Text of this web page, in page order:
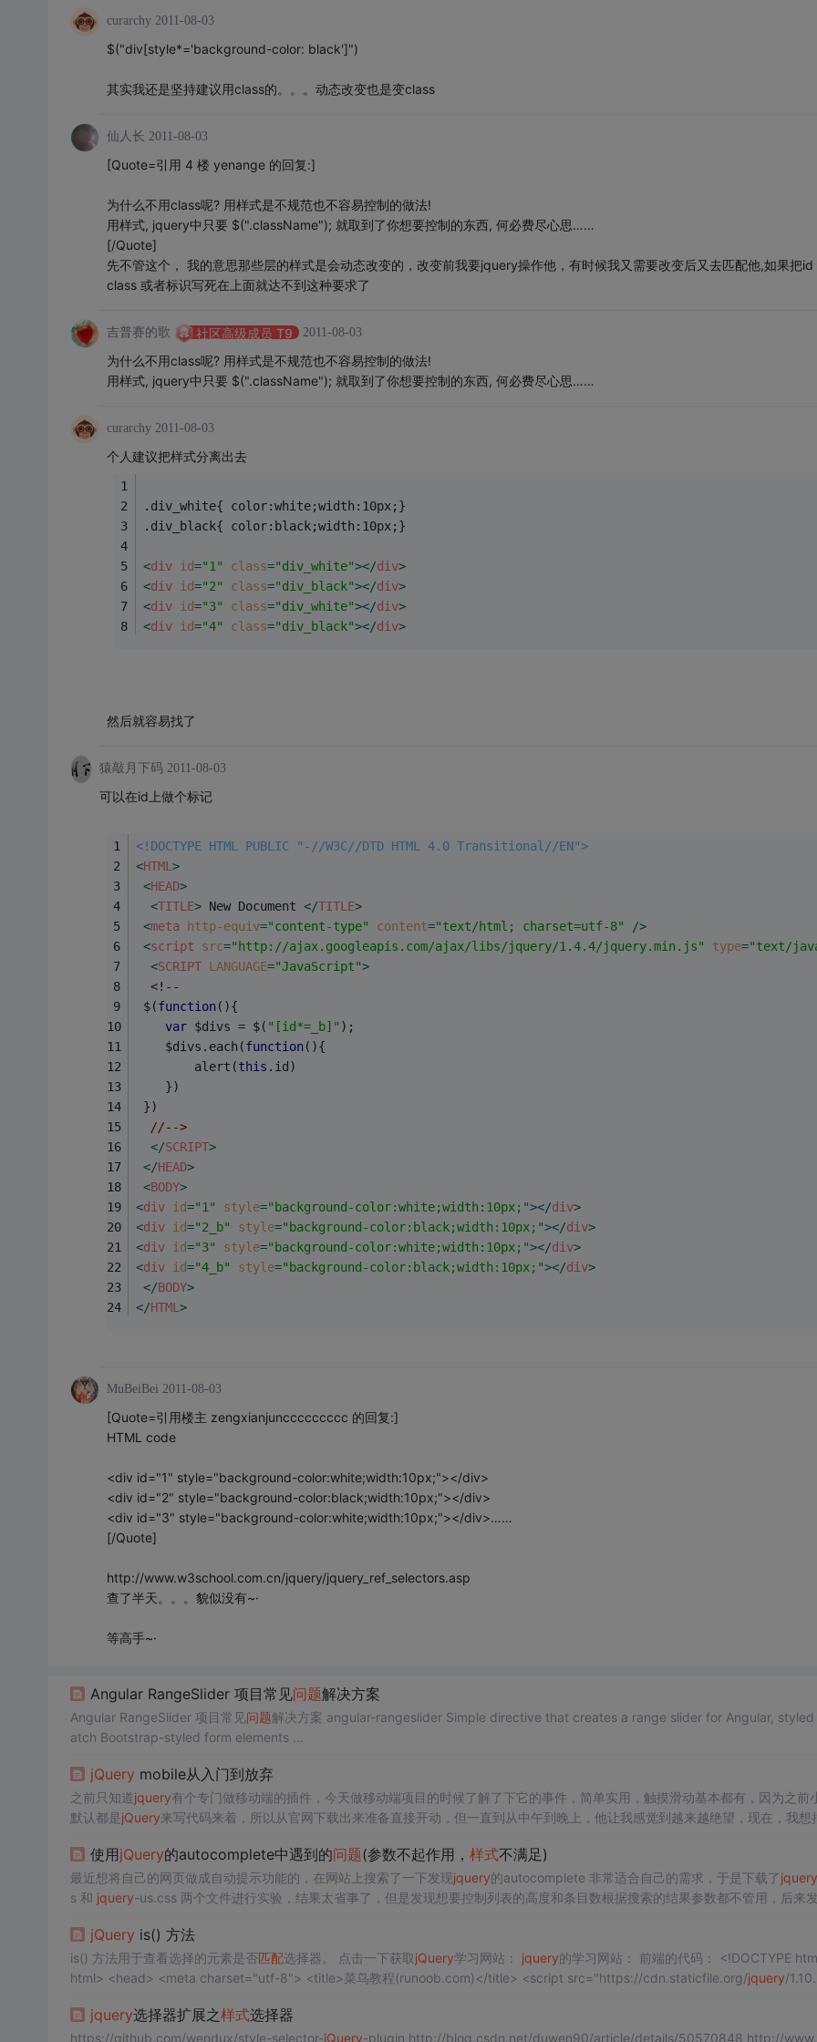
curarchy 2011-08-03
$("div[style*='background-color: black']")
其实我还是坚持建议用class的。。。动态改变也是变class
仙人长 2011-08-03
[Quote=引用 4 楼 yenange 的回复:]
为什么不用class呢? 用样式是不规范也不容易控制的做法!
用样式, jquery中只要 $(".className"); 就取到了你想要控制的东西, 何必费尽心思……
[/Quote]
先不管这个， 我的意思那些层的样式是会动态改变的，改变前我要jquery操作他，有时候我又需要改变后又去匹配他,如果把id
class 或者标识写死在上面就达不到这种要求了
吉普赛的歌 社区高级成员 T9 2011-08-03
为什么不用class呢? 用样式是不规范也不容易控制的做法!
用样式, jquery中只要 $(".className"); 就取到了你想要控制的东西, 何必费尽心思……
curarchy 2011-08-03
个人建议把样式分离出去
.div_white{ color:white;width:10px;}
.div_black{ color:black;width:10px;}
<div id="1" class="div_white"></div>
<div id="2" class="div_black"></div>
<div id="3" class="div_white"></div>
<div id="4" class="div_black"></div>
然后就容易找了
猿敲月下码 2011-08-03
可以在id上做个标记
<!DOCTYPE HTML PUBLIC "-//W3C//DTD HTML 4.0 Transitional//EN">
<HTML >
<HEAD>
<TITLE> New Document </TITLE>
<meta http-equiv="content-type" content="text/html; charset=utf-8" />
<script src="http://ajax.googleapis.com/ajax/libs/jquery/1.4.4/jquery.min.js" type="text/
<SCRIPT LANGUAGE="JavaScript">
$(function( ){
var $divs = $( "[id*=_b]"
	$divs.each(
function( ){
		alert(
this .id)
	})
})
//-->
</SCRIPT>
</HEAD>
<BODY>
<div id="1" style="background-color:white;width:10px;"></div>
<div id="2_b" style="background-color:black;width:10px;"></div>
<div id="3" style="background-color:white;width:10px;"></div>
<div id="4_b" style="background-color:black;width:10px;"></div>
</BODY>
</HTML >
MuBeiBei 2011-08-03
[Quote=引用楼主 zengxianjunccccccccc 的回复:]
HTML code
<div id="1" style="background-color:white;width:10px;"></div>
<div id="2" style="background-color:black;width:10px;"></div>
<div id="3" style="background-color:white;width:10px;"></div>……
[/Quote]
http://www.w3school.com.cn/jquery/jquery_ref_selectors.asp
查了半天。。。貌似没有~·
等高手~·
Angular RangeSlider 项目常见问题解决方案
Angular RangeSlider 项目常见问题解决方案 angular-rangeslider Simple directive that creates a range slider for Angular, styled to m
jQuery mobile从入门到放弃
之前只知道jquery有个专门做移动端的插件，今天做移动端项目的时候了解了下它的事件，简单实用，触摸滑动基本都有，因为之前
默认都是jQuery来写代码来着，所以从官网下载出来准备直接开动，但一直到从中午到晚上，他让我感觉到越来越绝望，现在，我想
使用jQuery的autocomplete中遇到的问题(参数不起作用， 样式不满足)
最近想将自己的网页做成自动提示功能的，在网站上搜索了一下发现jquery的autocomplete 非常适合自己的需求，于是下载了jquery
s 和 jquery-us.css 两个文件进行实验，结果太省事了，但是发现想要控制列表的高度和条目数根据搜索的结果参数都不管用，后来
jQuery is() 方法
is() 方法用于查看选择的元素是否匹配 选择器。 点击一下获取jQuery学习网站： jquery的学习网站： 前端的代码： <!DOCTYPE
html> <head> <meta charset="utf-8"> <title>菜鸟教程(runoob.com)</title> <script src="https://cdn.staticfile.org/jquery/
jquery选择器扩展之样式选择器
https://github.com/wendux/style-selector-jQuery-plugin http://blog.csdn.net/duwen90/article/details/50570848 http://